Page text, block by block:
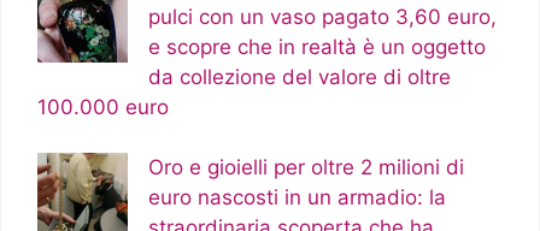
pulci con un vaso pagato 3,60 euro,
e scopre che in realtà è un oggetto
da collezione del valore di oltre
100.000 euro
Oro e gioielli per oltre 2 milioni di
euro nascosti in un armadio: la